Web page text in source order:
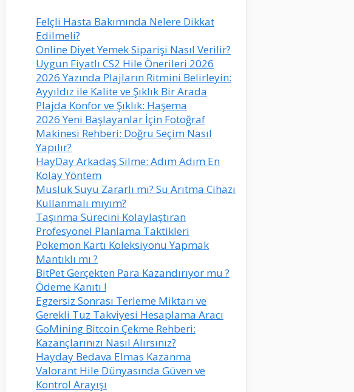
Felçli Hasta Bakımında Nelere Dikkat
Edilmeli?
Online Diyet Yemek Siparişi Nasıl Verilir?
Uygun Fiyatlı CS2 Hile Önerileri 2026
2026 Yazında Plajların Ritmini Belirleyin:
Ayyıldız ile Kalite ve Şıklık Bir Arada
Plajda Konfor ve Şıklık: Haşema
2026 Yeni Başlayanlar İçin Fotoğraf
Makinesi Rehberi: Doğru Seçim Nasıl
Yapılır?
HayDay Arkadaş Silme: Adım Adım En
Kolay Yöntem
Musluk Suyu Zararlı mı? Su Arıtma Cihazı
Kullanmalı mıyım?
Taşınma Sürecini Kolaylaştıran
Profesyonel Planlama Taktikleri
Pokemon Kartı Koleksiyonu Yapmak
Mantıklı mı ?
BitPet Gerçekten Para Kazandırıyor mu ?
Ödeme Kanıtı !
Egzersiz Sonrası Terleme Miktarı ve
Gerekli Tuz Takviyesi Hesaplama Aracı
GoMining Bitcoin Çekme Rehberi:
Kazançlarınızı Nasıl Alırsınız?
Hayday Bedava Elmas Kazanma
Valorant Hile Dünyasında Güven ve
Kontrol Arayışı